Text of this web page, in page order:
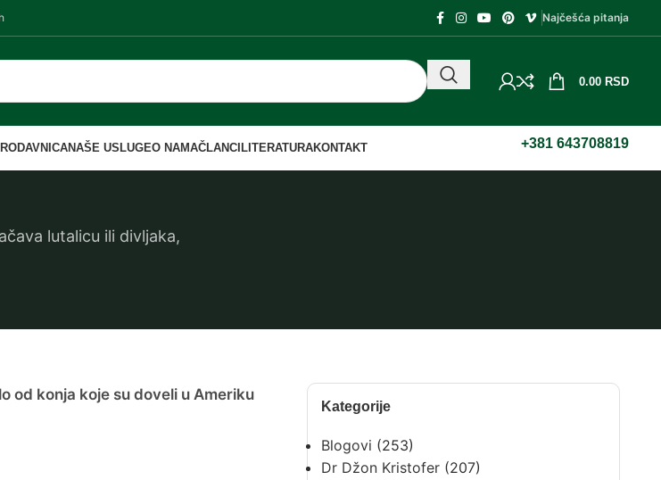
Najčešća pitanja
0.00 RSD
NAŠE USLUGEO NAMAČLANCI LITERATURAKONTAKT +381 643708819
lutalicu ili divljaka,
Kategorije
Blogovi (253)
Dr Džon Kristofer(207)
od konja koje su doveli u Ameriku